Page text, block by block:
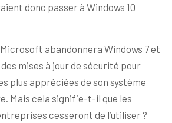
donc passer à Windows 10
Microsoft abandonnera Windows 7 et
mises à jour de sécurité pour
plus appréciées de son système
Mais cela signifie-t-il que les
cesseront de l’utiliser ?